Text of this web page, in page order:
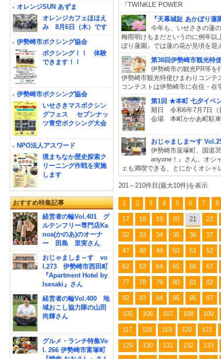
『TWINKLE POWER
『天幕城趾 あかぼり
今年も、いせさきの蓮
梅雨明けもまだというのに例年以
ぼり蓮園』では蓮の花が見頃を
第38回伊勢崎市観光特
伊勢崎市の観光PR等を
伊勢崎市観光特使ひまわりコンテ
コンテストは伊勢崎市に在住・在
第1回 ★本町 七夕イベ
期日 令和6年7月7日
会場 本町かかあ町駐
おじゃましま〜す
伊勢崎市韮塚町、国道
anyone！』さん。オシ
ェも満喫できる、とにかくオシ
201～210件目(最大10件)を表示
1 2 3 4 5 6 7 8
17 18 19 20 21 22
32 33 34 35 36 37
47 48 49 50 51 52
62 63 64 65 66 67
77 78 79 80 81 82
92 93 94 95 96 97
105 106 107 108 109
117 118 119 120 121
129 130 131 132 133
オレンジSUN あずま
オレンジカフェほほえ
み 8月6日（木）です
伊勢崎市ボクシング協会
ボクシング！！ 体験
できます！！
伊勢崎市ボクシング協会
いせさきマスボクシン
グフェス セブンナッ
ツ青空ボクシング大会
NPO法人アスワード
境まちなか歴史探索ク
リーニング作戦を実施
します
おすすめ特集記事
経営者の輪Vol.401 グ
ルテンフリー専門店Ka
noa(かのあ)のオーナ
ー 田島 里実さん
おじゃましま～す vo
l.273 伊勢崎市西田町
『Apartment Hotel by
Isesaki』さん
経営者の輪Vol.400 地
域おこし協力隊の山田
尚輝さん
グルメ・ランチ特集Vo
l. 266 伊勢崎市富塚町